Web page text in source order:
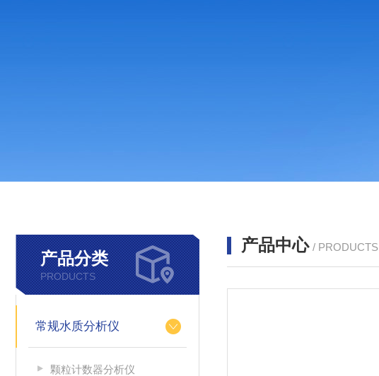
产品分类
PRODUCTS
常规水质分析仪
颗粒计数器分析仪
产品中心 / PRODUCTS